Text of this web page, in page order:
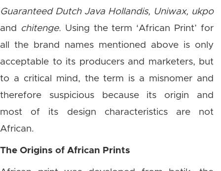
Guaranteed Dutch Java Hollandis, Uniwax, ukpo
and
chitenge. Using the term ‘African Print’ for
all the brand names mentioned above is only
acceptable to its producers and marketers, but
to a critical mind, the term is a misnomer and
therefore suspicious because its origin and
most of its design characteristics are not
African.
The Origins of African Prints